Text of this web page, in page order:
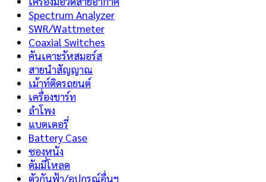
Spectrum Analyzer
SWR/Wattmeter
Coaxial Switches
คันเคาะรัหสมอร์ส
สายนำสัญญาณ
เม้าท์ติดรถยนต์
เครื่องชาร์ท
ลำโพง
แบตเตอรี่
Battery Case
ซองหนัง
ดัมมี่โหลด
ตัวกันฟ้า/อุปกรณ์อื่นฯ